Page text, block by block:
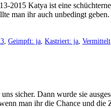
2015 Katya ist eine
man ihr auch unbedingt
Geimpft: ja Kastriert: ja Vermittelt
sicher. Dann wurde sie
man ihr die Chance und